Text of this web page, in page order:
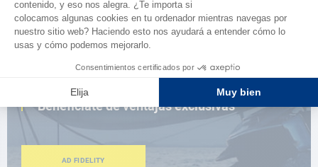
ESPACIO FIDELIDAD
¿Eres apasionado?
Benefíciate de ventajas exclusivas
AD FIDELITY